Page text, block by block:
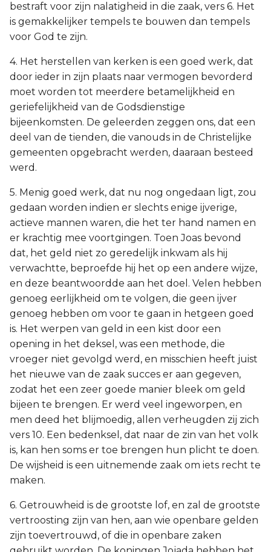
bestraft voor zijn nalatigheid in die zaak, vers 6. Het
is gemakkelijker tempels te bouwen dan tempels
voor God te zijn.
4. Het herstellen van kerken is een goed werk, dat
door ieder in zijn plaats naar vermogen bevorderd
moet worden tot meerdere betamelijkheid en
geriefelijkheid van de Godsdienstige
bijeenkomsten. De geleerden zeggen ons, dat een
deel van de tienden, die vanouds in de Christelijke
gemeenten opgebracht werden, daaraan besteed
werd.
5. Menig goed werk, dat nu nog ongedaan ligt, zou
gedaan worden indien er slechts enige ijverige,
actieve mannen waren, die het ter hand namen en
er krachtig mee voortgingen. Toen Joas bevond
dat, het geld niet zo geredelijk inkwam als hij
verwachtte, beproefde hij het op een andere wijze,
en deze beantwoordde aan het doel. Velen hebben
genoeg eerlijkheid om te volgen, die geen ijver
genoeg hebben om voor te gaan in hetgeen goed
is. Het werpen van geld in een kist door een
opening in het deksel, was een methode, die
vroeger niet gevolgd werd, en misschien heeft juist
het nieuwe van de zaak succes er aan gegeven,
zodat het een zeer goede manier bleek om geld
bijeen te brengen. Er werd veel ingeworpen, en
men deed het blijmoedig, allen verheugden zij zich
vers 10. Een bedenksel, dat naar de zin van het volk
is, kan hen soms er toe brengen hun plicht te doen.
De wijsheid is een uitnemende zaak om iets recht te
maken.
6. Getrouwheid is de grootste lof, en zal de grootste
vertroosting zijn van hen, aan wie openbare gelden
zijn toevertrouwd, of die in openbare zaken